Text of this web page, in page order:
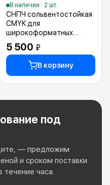
В наличии · 2 шт.
СНПЧ сольвентостойкая
CMYK для
широкоформатных
интерьерных принтеров
5 500 ₽
В корзину
под
— предложим
и сроком поставки.
часа.